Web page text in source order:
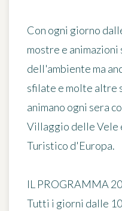
Con ogni giorno
mostre e animazioni
dell'ambiente ma
sfilate e molte altre
animano ogni sera
Villaggio delle Vele
Turistico d'Europa.
IL PROGRAMMA
Tutti i giorni dalle